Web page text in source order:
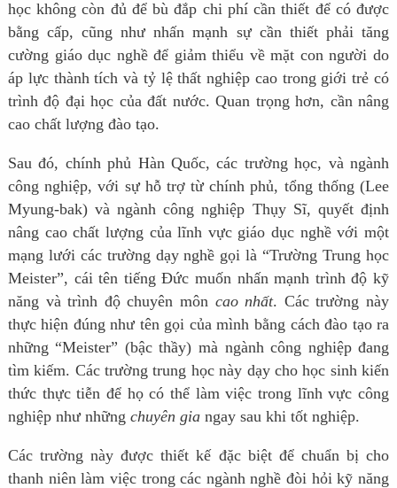
học không còn đủ để bù đắp chi phí cần thiết để có được
bằng cấp, cũng như nhấn mạnh sự cần thiết phải tăng
cường giáo dục nghề để giảm thiểu về mặt con người do
áp lực thành tích và tỷ lệ thất nghiệp cao trong giới trẻ có
trình độ đại học của đất nước. Quan trọng hơn, cần nâng
cao chất lượng đào tạo.
Sau đó, chính phủ Hàn Quốc, các trường học, và ngành
công nghiệp, với sự hỗ trợ từ chính phủ, tổng thống (Lee
Myung-bak) và ngành công nghiệp Thụy Sĩ, quyết định
nâng cao chất lượng của lĩnh vực giáo dục nghề với một
mạng lưới các trường dạy nghề gọi là “Trường Trung học
Meister”, cái tên tiếng Đức muốn nhấn mạnh trình độ kỹ
năng và trình độ chuyên môn cao nhất. Các trường này
thực hiện đúng như tên gọi của mình bằng cách đào tạo ra
những “Meister” (bậc thầy) mà ngành công nghiệp đang
tìm kiếm. Các trường trung học này dạy cho học sinh kiến
thức thực tiễn để họ có thể làm việc trong lĩnh vực công
nghiệp như những chuyên giangay sau khi tốt nghiệp.
Các trường này được thiết kế đặc biệt để chuẩn bị cho
thanh niên làm việc trong các ngành nghề đòi hỏi kỹ năng